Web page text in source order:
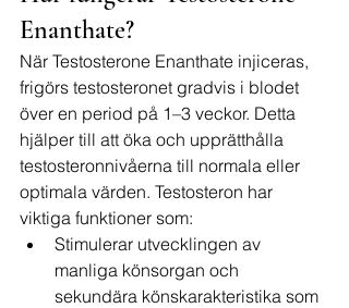
Enanthate?
När Testosterone Enanthate injiceras,
frigörs testosteronet gradvis i blodet
över en period på 1–3 veckor. Detta
hjälper till att öka och upprätthålla
testosteronnivåerna till normala eller
optimala värden. Testosteron har
viktiga funktioner som:
Stimulerar utvecklingen av
manliga könsorgan och
sekundära könskarakteristika som